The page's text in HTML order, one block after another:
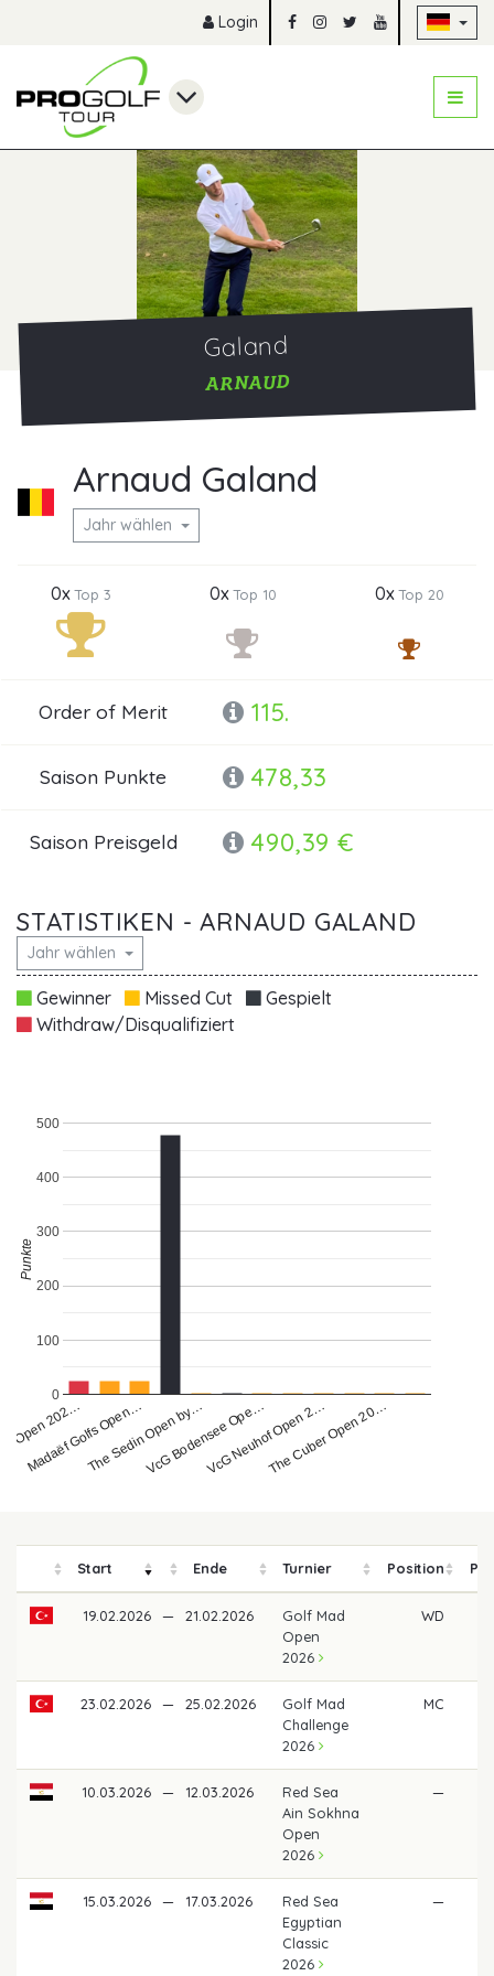
Login
Galand
ARNAUD
Arnaud Galand
Jahr wählen
0xTop 3 0xTop 10 0xTop 20
Order of Merit 115.
Saison Punkte 478,33
Saison Preisgeld 490,39 €
STATISTIKEN - ARNAUD GALAND
Jahr wählen
Gewinner Missed Cut
Gespielt
Withdraw/Disqualifiziert
Open 202…
Madaëf Golfs Open…The Sedin Open by…VcG Bodensee Ope…VcG Neuhof Open 2…The Cuber Open 20…
0
100
200
300
400
500
Punkte
Start Ende Turnier Position
19.02.2026 — 21.02.2026
Golf Mad
Open
2026
WD
23.02.2026 — 25.02.2026
Golf Mad
Challenge
2026
MC
10.03.2026 — 12.03.2026
Red Sea
Ain Sokhna
Open
2026
—
15.03.2026 — 17.03.2026
Red Sea
Egyptian
Classic
2026
—